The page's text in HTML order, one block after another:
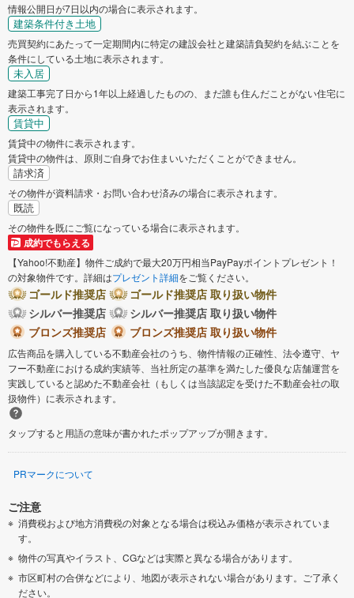
情報公開日が7日以内の場合に表示されます。
建築条件付き土地
売買契約にあたって一定期間内に特定の建設会社と建築請負契約を結ぶことを
条件にしている土地に表示されます。
未入居
建築工事完了日から1年以上経過したものの、まだ誰も住んだことがない住宅に
表示されます。
賃貸中
賃貸中の物件に表示されます。
賃貸中の物件は、原則ご自身でお住まいいただくことができません。
請求済
その物件が資料請求・お問い合わせ済みの場合に表示されます。
既読
その物件を既にご覧になっている場合に表示されます。
成約でもらえる
【Yahoo!不動産】物件ご成約で最大20万円相当PayPayポイントプレゼント！
の対象物件です。詳細はプレゼント詳細をご覧ください。
ゴールド推奨店
ゴールド推奨店 取り扱い物件
シルバー推奨店
シルバー推奨店 取り扱い物件
ブロンズ推奨店
ブロンズ推奨店 取り扱い物件
広告商品を購入している不動産会社のうち、物件情報の正確性、法令遵守、ヤ
フー不動産における成約実績等、当社所定の基準を満たした優良な店舗運営を
実践していると認めた不動産会社（もしくは当該認定を受けた不動産会社の取
扱物件）に表示されます。
タップすると用語の意味が書かれたポップアップが開きます。
PRマークについて
ご注意
消費税および地方消費税の対象となる場合は税込み価格が表示されていま
す。
物件の写真やイラスト、CGなどは実際と異なる場合があります。
市区町村の合併などにより、地図が表示されない場合があります。ご了承く
ださい。